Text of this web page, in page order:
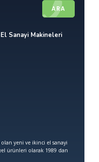
ARA
Sanayi Makineleri
yeni ve ikinci el sanayi
ürünleri olarak 1989 dan